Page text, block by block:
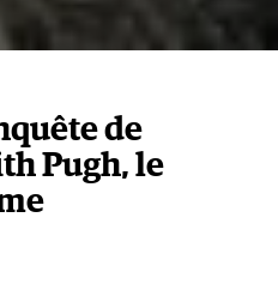
de
Pugh, le